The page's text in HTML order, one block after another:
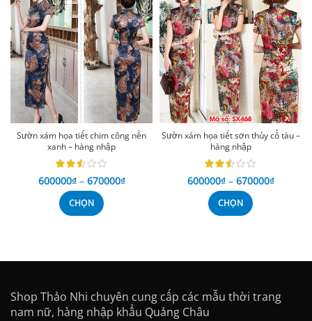
Sườn xám họa tiết chim công nền
xanh – hàng nhập
600000₫ – 670000₫
CHỌN
Sườn xám họa tiết sơn thủy cổ tàu –
hàng nhập
600000₫ – 670000₫
CHỌN
Shop Thảo Nhi chuyên cung cấp các mẫu thời trang
nam nữ, hàng nhập khẩu Quảng Châu